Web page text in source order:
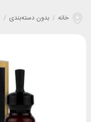
خانه / بدون دسته‌بندی /